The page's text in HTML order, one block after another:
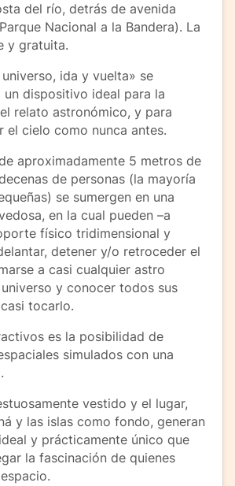
del río, detrás de avenida
Nacional a la Bandera). La
y gratuita.
ida y vuelta» se
un dispositivo ideal para la
relato astronómico, y para
el cielo como nunca antes.
aproximadamente 5 metros de
de personas (la mayoría
se sumergen en una
en la cual pueden –a
físico tridimensional y
detener y/o retroceder el
a casi cualquier astro
y conocer todos sus
tocarlo.
es la posibilidad de
simulados con una
vestido y el lugar,
y las islas como fondo, generan
y prácticamente único que
la fascinación de quienes